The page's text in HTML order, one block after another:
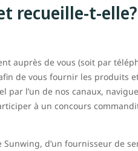
recueille-t-
auprès de vous (soit par
de vous fournir les produits
par l’un de nos canaux,
à un concours
d’un fournisseur de